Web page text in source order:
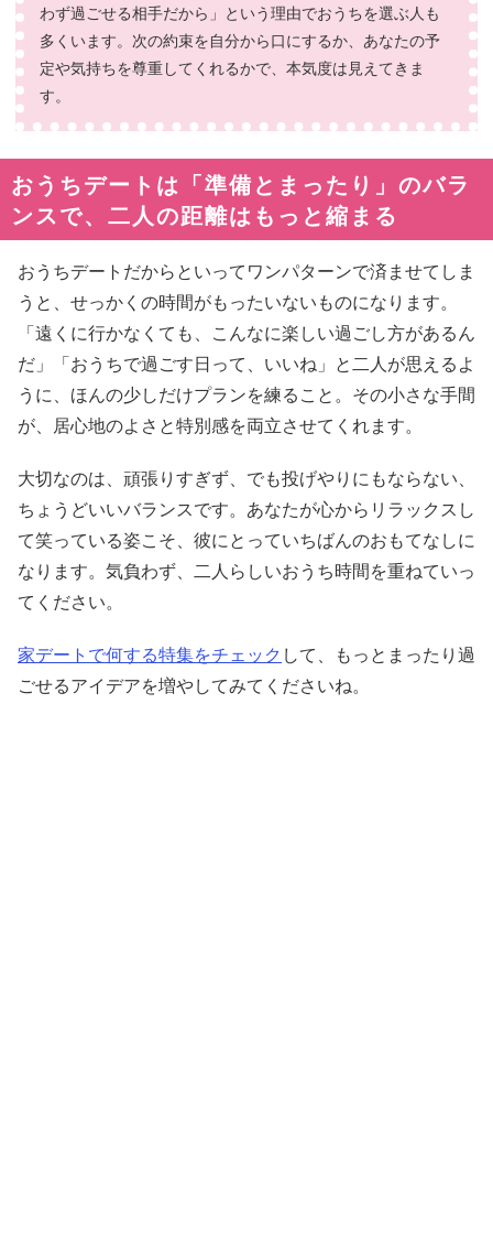
わず過ごせる相手だから」という理由でおうちを選ぶ人も
多くいます。次の約束を自分から口にするか、あなたの予
定や気持ちを尊重してくれるかで、本気度は見えてきま
す。
おうちデートは「準備とまったり」のバラ
ンスで、二人の距離はもっと縮まる
おうちデートだからといってワンパターンで済ませてしま
うと、せっかくの時間がもったいないものになります。
「遠くに行かなくても、こんなに楽しい過ごし方があるん
だ」「おうちで過ごす日って、いいね」と二人が思えるよ
うに、ほんの少しだけプランを練ること。その小さな手間
が、居心地のよさと特別感を両立させてくれます。
大切なのは、頑張りすぎず、でも投げやりにもならない、
ちょうどいいバランスです。あなたが心からリラックスし
て笑っている姿こそ、彼にとっていちばんのおもてなしに
なります。気負わず、二人らしいおうち時間を重ねていっ
てください。
家デートで何する特集をチェック して、もっとまったり過
ごせるアイデアを増やしてみてくださいね。